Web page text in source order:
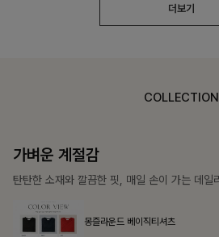
더보기
COLLECTION
가장 쉬운 코디
특별한 날부터 일상까지 함께하는 룩